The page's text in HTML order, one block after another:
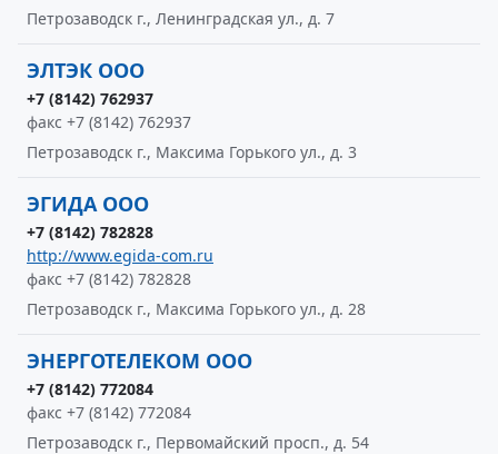
Петрозаводск г., Ленинградская ул., д. 7
ЭЛТЭК ООО
+7 (8142) 762937
факс +7 (8142) 762937
Петрозаводск г., Максима Горького ул., д. 3
ЭГИДА ООО
+7 (8142) 782828
http://www.egida-com.ru
факс +7 (8142) 782828
Петрозаводск г., Максима Горького ул., д. 28
ЭНЕРГОТЕЛЕКОМ ООО
+7 (8142) 772084
факс +7 (8142) 772084
Петрозаводск г., Первомайский просп., д. 54